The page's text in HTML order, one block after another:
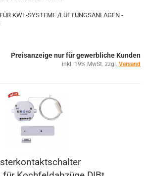
KWL-SYSTEME /LÜFTUNGSANLAGEN -
Preisanzeige nur für gewerbliche Kunden
inkl. 19% MwSt. zzgl. Versand